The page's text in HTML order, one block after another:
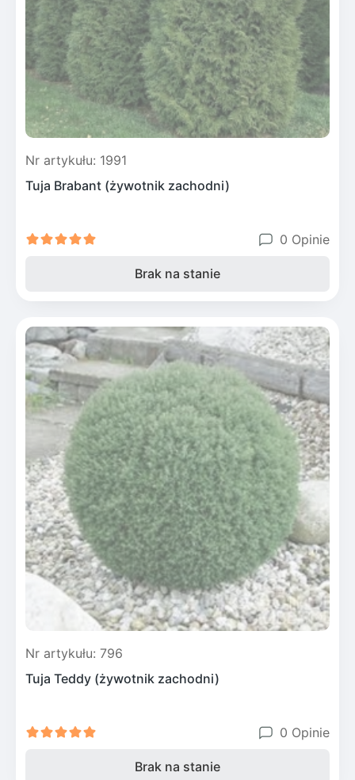
Nr artykułu: 1991
Tuja Brabant (żywotnik zachodni)
0 Opinie
Brak na stanie
Nr artykułu: 796
Tuja Teddy (żywotnik zachodni)
0 Opinie
Brak na stanie